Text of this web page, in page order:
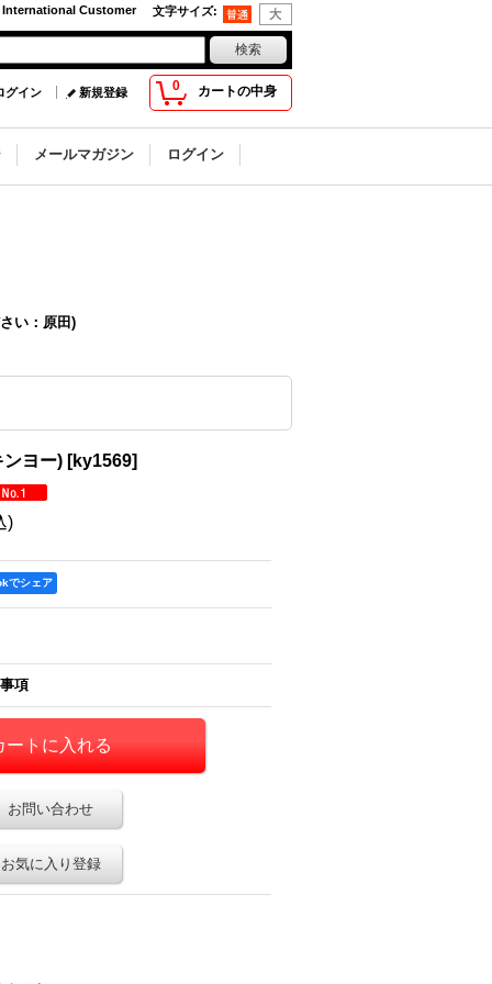
文字サイズ:
International Customer
0 カートの中身
グイン 新規登録
メールマガジン ログイン
い：原田)
ンヨー) [ky1569]
)
でシェア
項
お問い合わせ
お気に入り登録